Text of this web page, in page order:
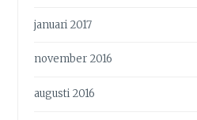
januari 2017
november 2016
augusti 2016